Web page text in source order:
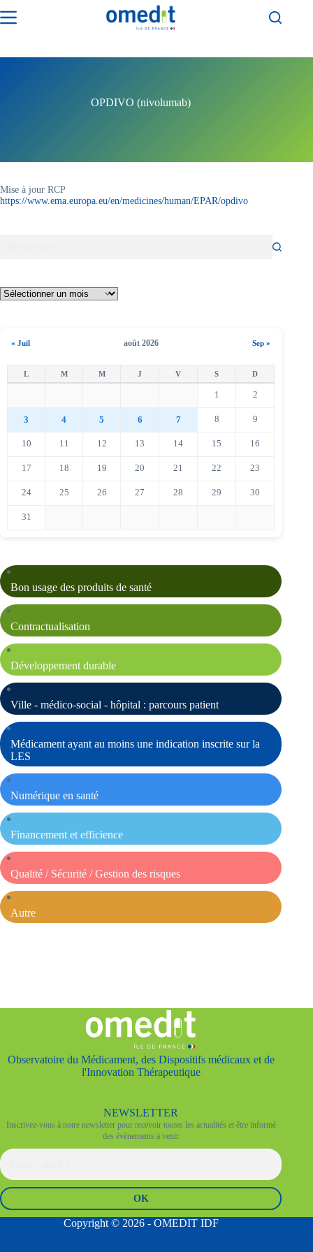
au
OPDIVO (nivolumab)
Mise à jour RCP
https://www.ema.europa.eu/en/medicines/human/EPAR/opdivo
« Juil août 2026 Sep »
1 2
3 4 5 6 7 8 9
10 11 12 13 14 15 16
17 18 19 20 21 22 23
24 25 26 27 28 29 30
31
Bon usage des produits de santé
Contractualisation
Développement durable
Ville - médico-social - hôpital : parcours patient
Médicament ayant au moins une indication inscrite sur la
LES
Numérique en santé
Financement et efficience
Qualité / Sécurité / Gestion des risques
Autre
Observatoire du Médicament, des Dispositifs médicaux et de
l'Innovation Thérapeutique
NEWSLETTER
Inscrivez-vous à notre newsletter pour recevoir toutes les actualités et être informé
des évènements à venir
Copyright © 2026 - OMEDIT IDF